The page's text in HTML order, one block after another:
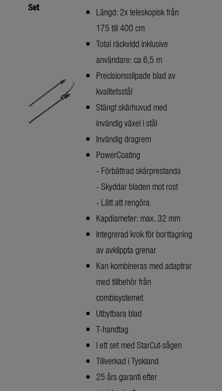
Set
Längd: 2x teleskopisk från
175 till 400 cm
Total räckvidd inklusive
användare: ca 6,5 m
Precisionsslipade blad av
kvalitetsstål
Stängt skärhuvud med
invändig växel i stål
Invändig dragrem
PowerCoating
- Förbättrad skärprestanda
- Skyddar bladen mot rost
- Lätt att rengöra
Kapdiameter: max. 32 mm
Integrerad krok för borttagning
av avklippta grenar
Kan kombineras med adaptrar
med tillbehör från
combisystemet
Utbytbara blad
T-handtag
I ett set med StarCut-sågen
Tillverkad i Tyskland
25 års garanti efter